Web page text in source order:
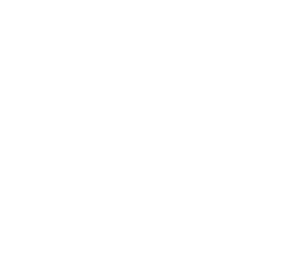
folgt Dagmar
Erschienen